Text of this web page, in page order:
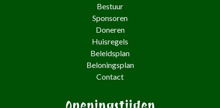
Bestuur
Sponsoren
Doneren
Huisregels
Beleidsplan
Beloningsplan
Contact